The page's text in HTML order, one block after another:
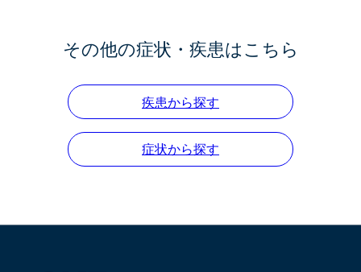
その他の症状・疾患はこちら
疾患から探す
症状から探す